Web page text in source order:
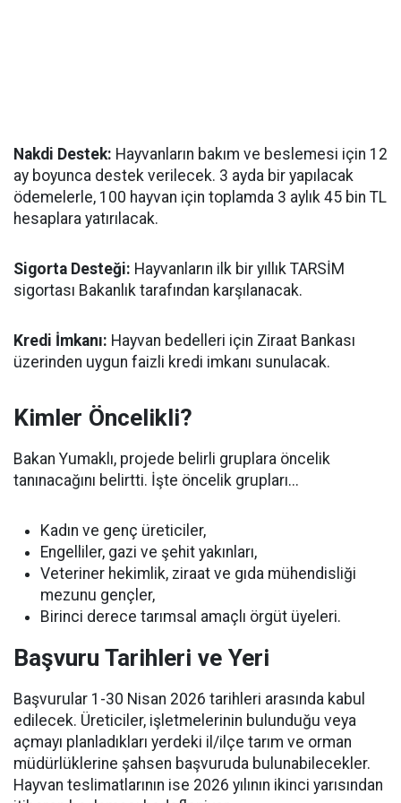
Nakdi Destek: Hayvanların bakım ve beslemesi için 12
ay boyunca destek verilecek. 3 ayda bir yapılacak
ödemelerle, 100 hayvan için toplamda 3 aylık 45 bin TL
hesaplara yatırılacak.
Sigorta Desteği: Hayvanların ilk bir yıllık TARSİM
sigortası Bakanlık tarafından karşılanacak.
Kredi İmkanı: Hayvan bedelleri için Ziraat Bankası
üzerinden uygun faizli kredi imkanı sunulacak.
Kimler Öncelikli?
Bakan Yumaklı, projede belirli gruplara öncelik
tanınacağını belirtti. İşte öncelik grupları...
Kadın ve genç üreticiler,
Engelliler, gazi ve şehit yakınları,
Veteriner hekimlik, ziraat ve gıda mühendisliği
mezunu gençler,
Birinci derece tarımsal amaçlı örgüt üyeleri.
Başvuru Tarihleri ve Yeri
Başvurular 1-30 Nisan 2026 tarihleri arasında kabul
edilecek. Üreticiler, işletmelerinin bulunduğu veya
açmayı planladıkları yerdeki il/ilçe tarım ve orman
müdürlüklerine şahsen başvuruda bulunabilecekler.
Hayvan teslimatlarının ise 2026 yılının ikinci yarısından